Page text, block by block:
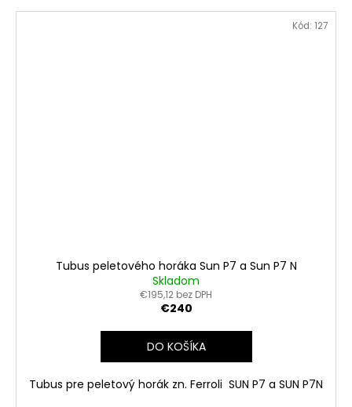
Tubus peletového horáka Sun P7 a Sun P7 N
Skladom
€195,12 bez DPH
€240
DO KOŠÍKA
Tubus pre peletový horák zn. Ferroli SUN P7 a SUN P7N
Kód: 127